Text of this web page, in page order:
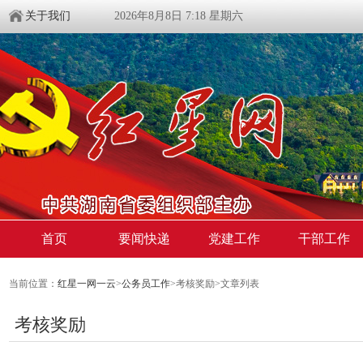
关于我们 2026年8月8日 7:18 星期六
首页 要闻快递 党建工作 干部工作
当前位置： 红星一网一云>公务员工作>考核奖励>文章列表
考核奖励